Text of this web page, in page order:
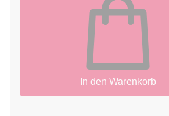
In den Warenkorb